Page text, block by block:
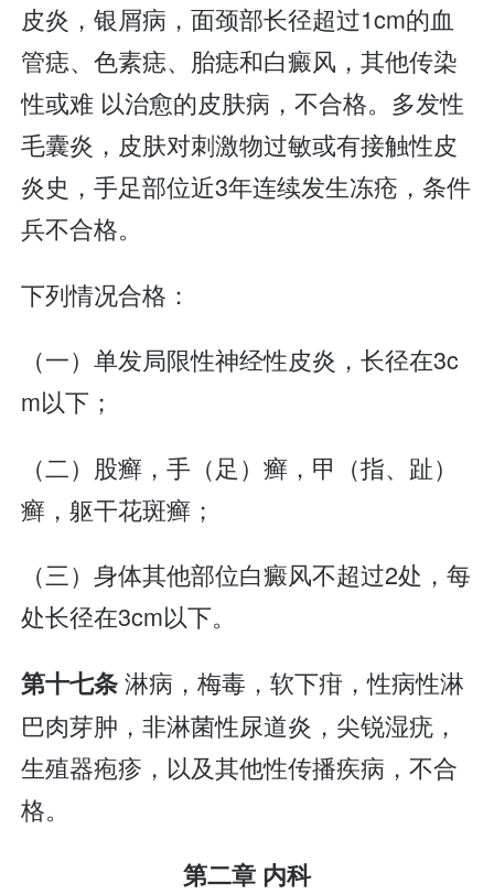
皮炎，银屑病，面颈部长径超过1cm的血
管痣、色素痣、胎痣和白癜风，其他传染
性或难 以治愈的皮肤病，不合格。多发性
毛囊炎，皮肤对刺激物过敏或有接触性皮
炎史，手足部位近3年连续发生冻疮，条件
兵不合格。
下列情况合格：
（一）单发局限性神经性皮炎，长径在3c
m以下；
（二）股癣，手（足）癣，甲（指、趾）
癣，躯干花斑癣；
（三）身体其他部位白癜风不超过2处，每
处长径在3cm以下。
第十七条淋病，梅毒，软下疳，性病性淋
巴肉芽肿，非淋菌性尿道炎，尖锐湿疣，
生殖器疱疹，以及其他性传播疾病，不合
格。
第二章 内科